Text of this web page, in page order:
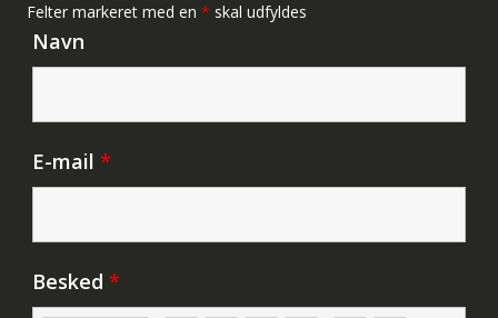
Felter markeret med en * skal udfyldes
Navn
E-mail *
Besked *